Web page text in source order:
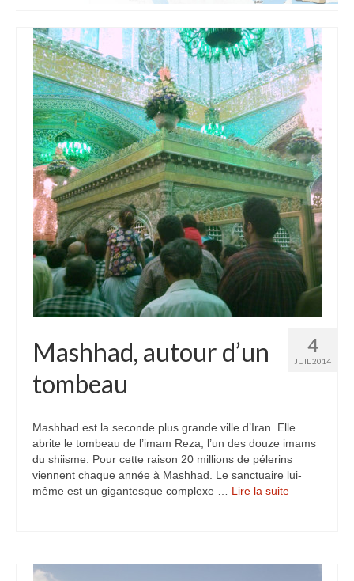
Indonésie
Malaisie
Thaïlande
Birmanie
Cambodge
Laos
Chine
Kazakhstan
Kirghizstan
Turkmenistan
Turquie
Malte
Préparatifs
Bolivie
4
JUIL 2014
Mashhad, autour d’un
tombeau
Mashhad est la seconde plus grande ville d’Iran. Elle
abrite le tombeau de l’imam Reza, l’un des douze imams
du shiisme. Pour cette raison 20 millions de pélerins
viennent chaque année à Mashhad. Le sanctuaire lui-
même est un gigantesque complexe … Lire la suite­­